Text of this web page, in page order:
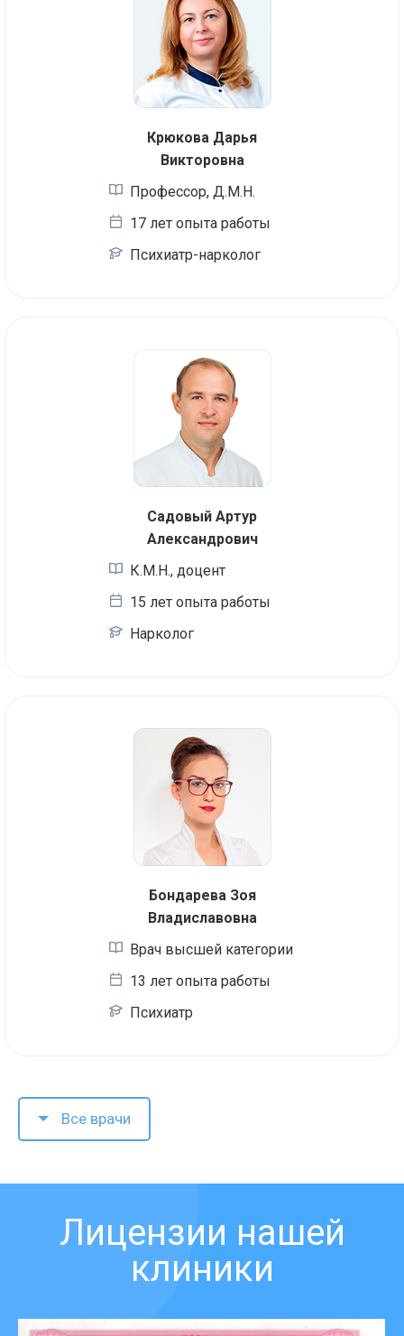
Крюкова Дарья
Викторовна
Профессор, Д.М.Н.
17 лет опыта работы
Психиатр-нарколог
Садовый Артур
Александрович
К.М.Н., доцент
15 лет опыта работы
Нарколог
Бондарева Зоя
Владиславовна
Врач высшей категории
13 лет опыта работы
Психиатр
Все врачи
Лицензии нашей
клиники